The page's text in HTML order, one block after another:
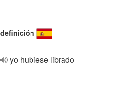
definición
yo hubiese librado